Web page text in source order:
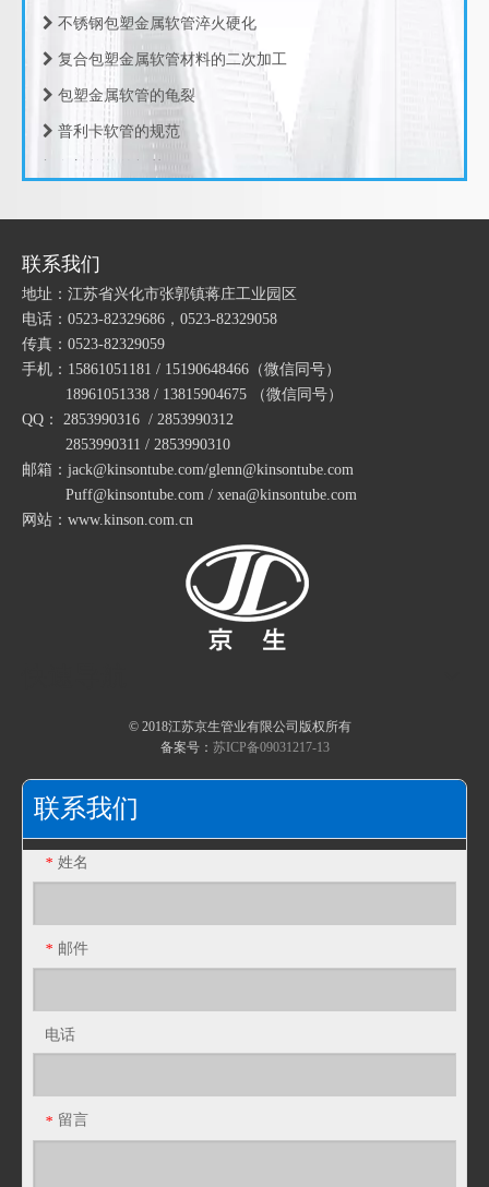
JF34T塑料PA波纹管PE软管浪管穿线管T型橡胶三通接头 JF28T塑料PA波纹管PE软管浪管穿线管T型橡胶三通接头
不锈钢包塑金属软管淬火硬化
复合包塑金属软管材料的二次加工
包塑金属软管的龟裂
普利卡软管的规范
包塑软管的规范
包塑金属软管的运动方程
包塑金属软管的周期性
包塑金属软管的轴向力
包塑金属软管的试验结果
包塑金属软管的透温性试验
包塑金属软管的试验条件
包塑金属软管的耐热性
包塑金属软管的指数测试
江苏京生管业有限公司危险废物管理制度公司
不锈钢包塑金属软管淬火硬化
联系我们
地址：江苏省兴化市张郭镇蒋庄工业园区
电话：0523-82329686，0523-82329058
传真：0523-82329059
手机：15861051181 / 15190648466 （微信同号）
18961051338 / 13815904675
（微信同号）
QQ： 2853990316 / 2853990312
2853990311 / 2853990310
邮箱：jack@kinsontube.com/glenn@kinsontube.com
Puff@kinsontube.com / xena@kinsontube.com
网站：www.kinson.com.cn
© 2018江苏京生管业有限公司版权所有
备案号： 苏ICP备09031217-13
联系我们
* 姓名
* 邮件
电话
* 留言